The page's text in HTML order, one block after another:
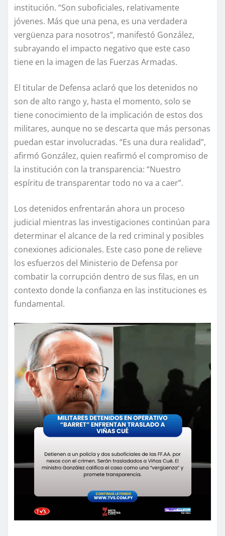
institución. “Son suboficiales, relativamente
jóvenes. Más que una pena, es una verdadera
vergüenza para nosotros”, manifestó González,
subrayando el impacto negativo que este caso
tiene en la imagen de las Fuerzas Armadas.
El titular de Defensa aclaró que los detenidos no
son de alto rango y, hasta el momento, solo se
tiene conocimiento de la implicación de estos dos
militares, aunque no se descarta que más personas
puedan estar involucradas. “Es una dura realidad”,
afirmó González, quien reafirmó el compromiso de
la institución con la transparencia: “Nuestro
espíritu de transparentar todo no va a caer”.
Los detenidos enfrentarán ahora un proceso
judicial mientras las investigaciones continúan para
determinar el alcance de la red criminal y posibles
conexiones adicionales. Este caso pone de relieve
los esfuerzos del Ministerio de Defensa por
combatir la corrupción dentro de sus filas, en un
contexto donde la confianza en las instituciones es
fundamental.